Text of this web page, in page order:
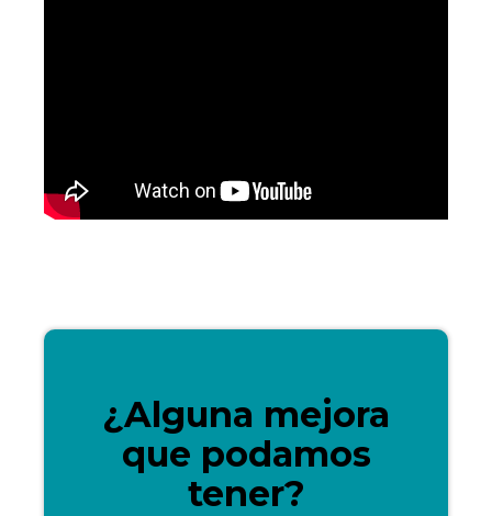
¿Alguna mejora
que podamos
tener?